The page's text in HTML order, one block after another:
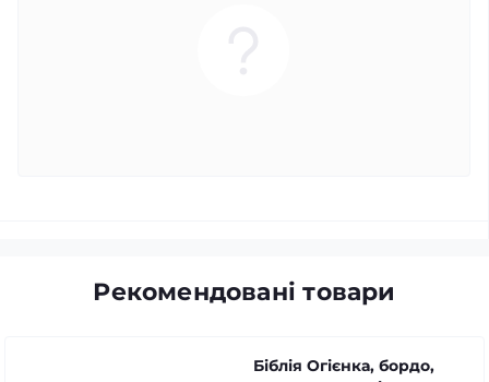
Рекомендовані товари
Біблія Огієнка, бордо,